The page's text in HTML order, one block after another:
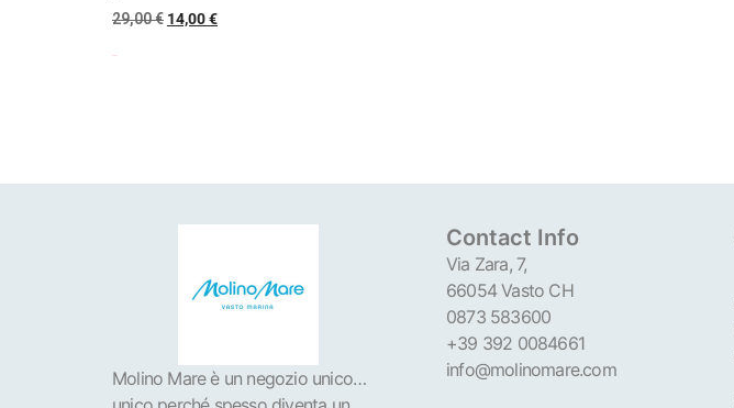
29,00€ 14,00€
Molino Mare è un negozio unico…
Contact Info
Via Zara, 7,
66054 Vasto CH
0873 583600
+39 392 0084661
info@molinomare.com